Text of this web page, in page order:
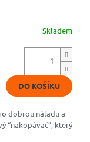
Skladem
DO KOŠÍKU
dobrou náladu a
“nakopávač”, který